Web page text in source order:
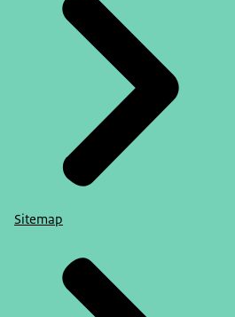
Sitemap